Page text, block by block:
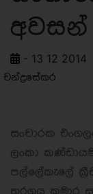
- 13 12 2014
චන්ද්‍රසේකර
සංචාරක
ලංකා
පල්ලේකැලේ
තරගය කුමාර